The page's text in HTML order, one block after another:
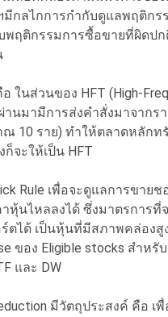
กลไกการกำกับดูแลพฤติกร
พฤติกรรมการซื้อขายที่ผิดป
ในส่วนของ HFT (High-
านมามีการส่งคำสั่งมาจาก
ณ 10 ราย) ทำให้ตลาดหลัก
จะให้เป็น HFT
Rule เพื่อจะดูแลการขาย
นไหลลงได้ ซึ่งมาตรการที่
ตได้ เป็นหุ้นที่มีสภาพคล่อง
ของ Eligible stocks สำห
และ DW
มีวัตถุประสงค์ คือ เ